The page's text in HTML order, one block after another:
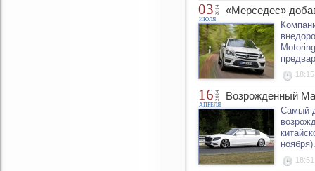
03
ИЮЛЯ
2014 «Мерседес»
18:15
16
АПРЕЛЯ
2014 Возрожденный
Самый
18:51